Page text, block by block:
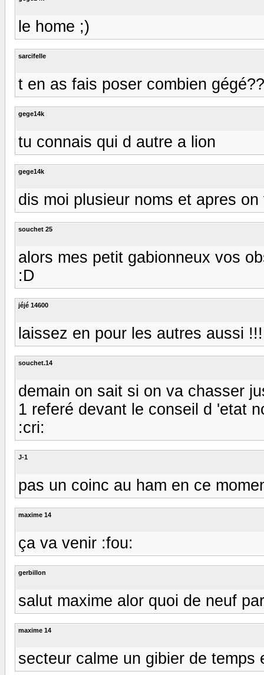
le home ;)
sarcifelle
t en as fais poser combien gégé??
gege14k
tu connais qui d autre a lion
gege14k
dis moi plusieur noms et apres on
souchet 25
alors mes petit gabionneux vos
:D
jéjé 14600
laissez en pour les autres aussi
souchet.14
demain on sait si on va chasser
1 referé devant le conseil d 'etat
:cri:
J-1
pas un coinc au ham en ce
maxime 14
ça va venir :fou:
gerbillon
salut maxime alor quoi de neuf
maxime 14
secteur calme un gibier de temps